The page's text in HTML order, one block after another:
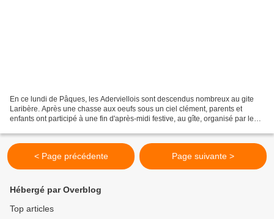
En ce lundi de Pâques, les Aderviellois sont descendus nombreux au gite
Laribère. Après une chasse aux oeufs sous un ciel clément, parents et
enfants ont participé à une fin d'après-midi festive, au gîte, organisé par le
< Page précédente Page suivante >
Hébergé par Overblog
Top articles